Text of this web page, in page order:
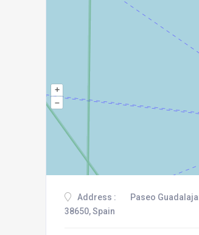
+
–
Address :
Paseo
38650, Spain